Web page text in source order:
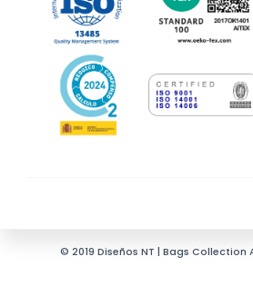
© 2019 Diseños NT | Bags Collection